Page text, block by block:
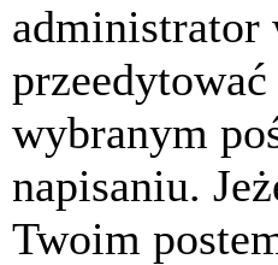
administrator
wybranym
napisaniu.
Twoim